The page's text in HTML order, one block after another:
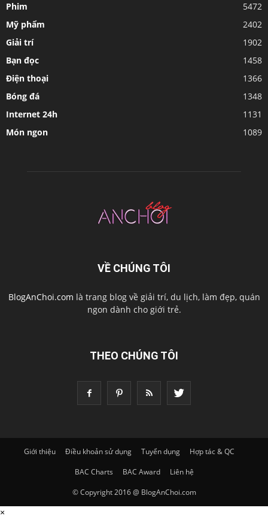
Phim
5472
Mỹ phẩm
2402
Giải trí
1902
Bạn đọc
1458
Điện thoại
1366
Bóng đá
1348
Internet 24h
1131
Món ngon
1089
VỀ CHÚNG TÔI
BlogAnChoi.com là trang blog về giải trí, du lịch, làm đẹp, quán
ngon dành cho giới trẻ.
THEO CHÚNG TÔI
Giới thiệu Điều khoản sử dụng Tuyển dụng
Hợp tác & QC
BAC Charts
BAC Award
Liên hệ
© Copyright 2016 @ BlogAnChoi.com
×